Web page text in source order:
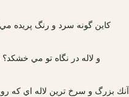
كاين گونه سرد و رنگ پريده
و لاله در نگاه تو مي خشكد؟
آنك بزرگ و سرخ ترين لاله اي كه